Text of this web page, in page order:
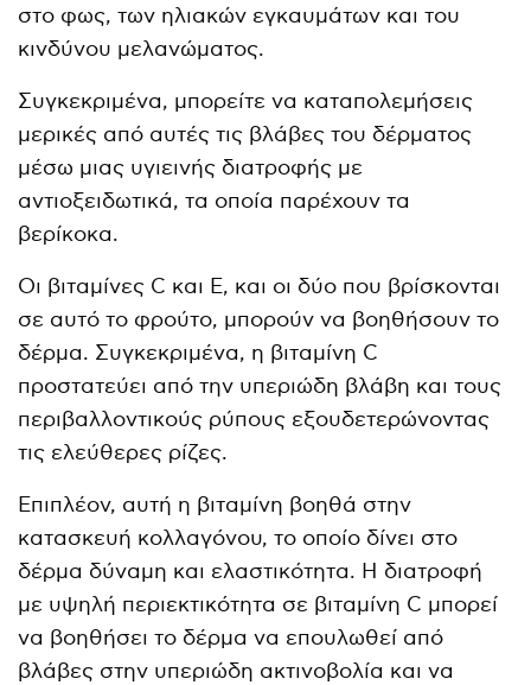
στο φως, των ηλιακών εγκαυμάτων και του
κινδύνου μελανώματος.
Συγκεκριμένα, μπορείτε να καταπολεμήσεις
μερικές από αυτές τις βλάβες του δέρματος
μέσω μιας υγιεινής διατροφής με
αντιοξειδωτικά, τα οποία παρέχουν τα
βερίκοκα.
Οι βιταμίνες C και E, και οι δύο που βρίσκονται
σε αυτό το φρούτο, μπορούν να βοηθήσουν το
δέρμα. Συγκεκριμένα, η βιταμίνη C
προστατεύει από την υπεριώδη βλάβη και τους
περιβαλλοντικούς ρύπους εξουδετερώνοντας
τις ελεύθερες ρίζες.
Επιπλέον, αυτή η βιταμίνη βοηθά στην
κατασκευή κολλαγόνου, το οποίο δίνει στο
δέρμα δύναμη και ελαστικότητα. Η διατροφή
με υψηλή περιεκτικότητα σε βιταμίνη C μπορεί
να βοηθήσει το δέρμα να επουλωθεί από
βλάβες στην υπεριώδη ακτινοβολία και να